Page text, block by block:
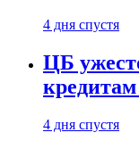
4 дня спустя
ЦБ
4 дня спустя